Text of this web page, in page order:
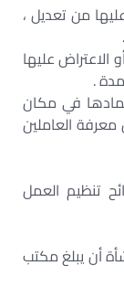
من تعديل ،
عليها
.
في مكان
العاملين
تنظيم العمل
أن يبلغ مكتب